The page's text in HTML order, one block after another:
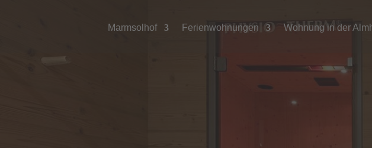
Marmsolhof Ferienwohnungen Wohnung in der